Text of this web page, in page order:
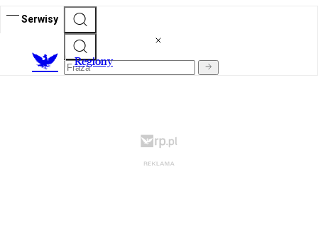
Serwisy
Regiony